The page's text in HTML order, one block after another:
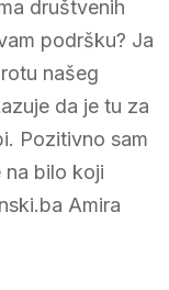
društvenih
podršku? Ja
našeg
da je tu za
Pozitivno sam
na bilo koji
Amira